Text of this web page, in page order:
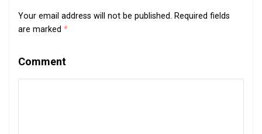
Your email address will not be published. Required fields
are marked *
Comment